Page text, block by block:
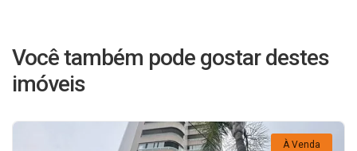
Você também pode gostar destes
imóveis
À Venda